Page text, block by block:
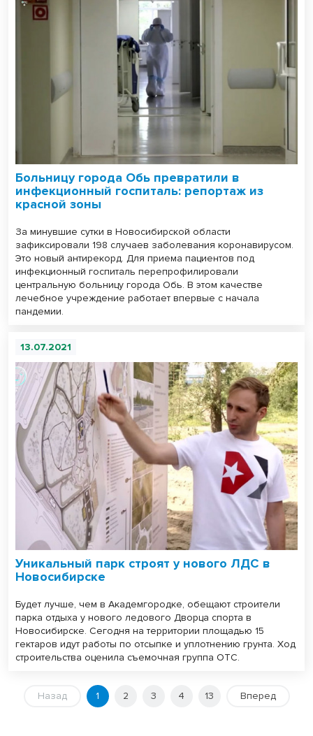
Больницу города Обь превратили в
инфекционный госпиталь: репортаж из
красной зоны
За минувшие сутки в Новосибирской области
зафиксировали 198 случаев заболевания коронавирусом.
Это новый антирекорд. Для приема пациентов под
инфекционный госпиталь перепрофилировали
центральную больницу города Обь. В этом качестве
лечебное учреждение работает впервые с начала
пандемии.
13.07.2021
Уникальный парк строят у нового ЛДС в
Новосибирске
Будет лучше, чем в Академгородке, обещают строители
парка отдыха у нового ледового Дворца спорта в
Новосибирске. Сегодня на территории площадью 15
гектаров идут работы по отсыпке и уплотнению грунта. Ход
строительства оценила съемочная группа ОТС.
Назад 1 2 3 4 13 Вперед